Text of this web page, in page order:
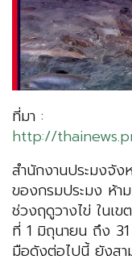
ที่มา :
http://
สำนักงานประมงจัง
ของกรมประมง ห้า
ช่วงฤดูวางไข่ ในเ
ที่ 1 มิถุนายน ถึง
มือดังต่อไปนี้ ยังสา